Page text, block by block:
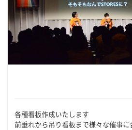
各種看板作成いたします
前垂れから吊り看板まで様々な催事